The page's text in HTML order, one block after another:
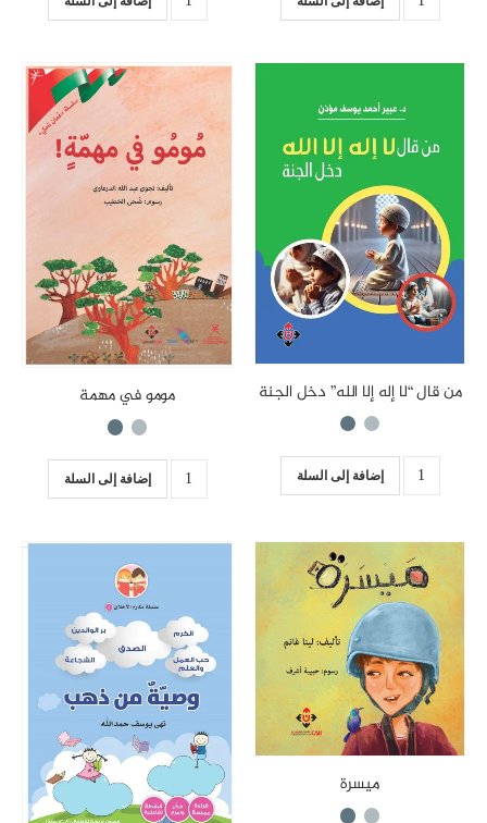
من قال “لا إله إلا الله” دخل الجنة
إضافة إلى السلة
مومو في مهمة
إضافة إلى السلة
ميسرة